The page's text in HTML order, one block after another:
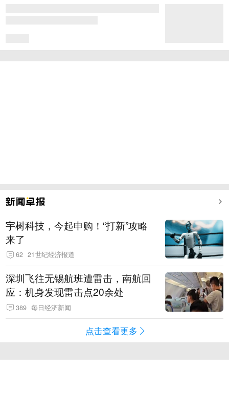
宇树科技，今起申购！“打新”攻略
来了
62 21世纪经济报道
深圳飞往无锡航班遭雷击，南航回
应：机身发现雷击点20余处
389 每日经济新闻
点击查看更多